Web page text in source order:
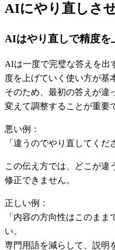
AIにやり直しさ
AIはやり直しで精度を
AIは一度で完璧な答えを出
度を上げていく使い方が基
そのため、最初の答えが違
変えて調整することが重要
悪い例：
「違うのでやり直してくだ
この伝え方では、どこが違
修正できません。
正しい例：
「内容の方向性はこのま
い。
専門用語を減らして、説明